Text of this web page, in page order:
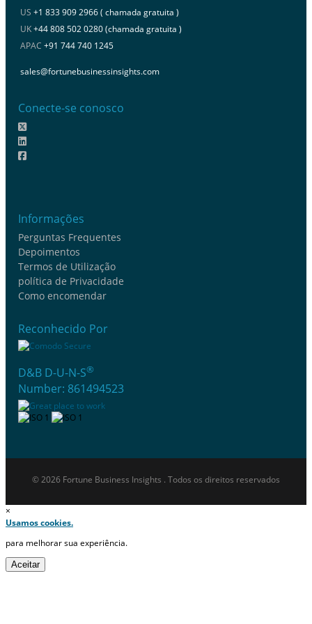
US +1 833 909 2966 ( chamada gratuita )
UK+44 808 502 0280 (chamada gratuita )
APAC +91 744 740 1245
sales@fortunebusinessinsights.com
Conecte-se conosco
Informações
Perguntas Frequentes
Depoimentos
Termos de Utilização
política de Privacidade
Como encomendar
Reconhecido Por
D&B D-U-N-S®
Number: 861494523
© 2026 Fortune Business Insights . Todos os direitos reservados
×
Usamos cookies.
para melhorar sua experiência.
Aceitar